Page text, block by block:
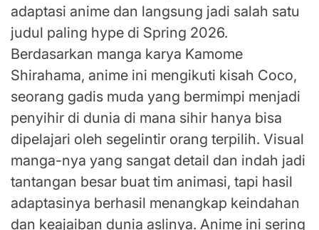
adaptasi anime dan langsung jadi salah satu
judul paling hype di Spring 2026.
Berdasarkan manga karya Kamome
Shirahama, anime ini mengikuti kisah Coco,
seorang gadis muda yang bermimpi menjadi
penyihir di dunia di mana sihir hanya bisa
dipelajari oleh segelintir orang terpilih. Visual
manga-nya yang sangat detail dan indah jadi
tantangan besar buat tim animasi, tapi hasil
adaptasinya berhasil menangkap keindahan
dan keajaiban dunia aslinya. Anime ini sering